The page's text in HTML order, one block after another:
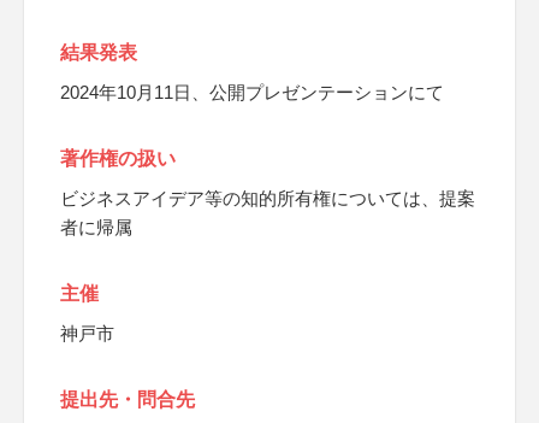
結果発表
2024年10月11日、公開プレゼンテーションにて
著作権の扱い
ビジネスアイデア等の知的所有権については、提案
者に帰属
主催
神戸市
提出先・問合先